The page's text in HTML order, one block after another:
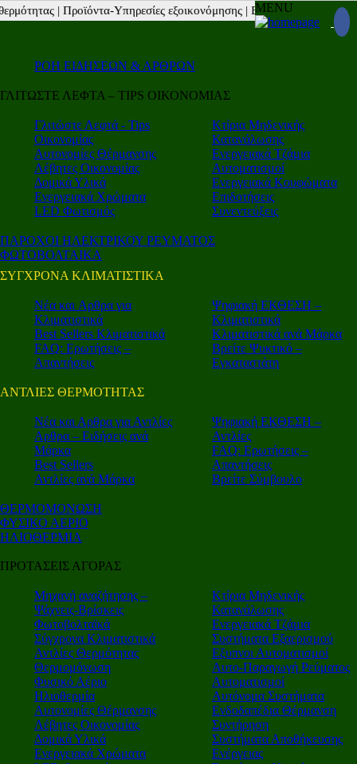
|Προϊόντα-Υπηρεσίες εξοικονόμησης |Β2Β νέα |Autotriti.gr |
MENU
ΡΟΗ ΕΙΔΗΣΕΩΝ & ΑΡΘΡΩΝ
ΓΛΙΤΩΣΤΕ ΛΕΦΤΑ – TIPS ΟΙΚΟΝΟΜΙΑΣ
Γλιτώστε Λεφτά - Tips
Οικονομίας
Αυτονομίες Θέρμανσης
Λέβητες Οικονομίας
Δομικά Υλικά
Ενεργειακά Χρώματα
LED Φωτισμός
Κτίρια Μηδενικής
Κατανάλωσης
Ενεργειακά Τζάμια
Αυτοματισμοί
Ενεργειακά Κουφώματα
Επιδοτήσεις
Συνεντεύξεις
ΠΑΡΟΧΟΙ ΗΛΕΚΤΡΙΚΟΥ ΡΕΥΜΑΤΟΣ
ΦΩΤΟΒΟΛΤΑΙΚΑ
ΣΥΓΧΡΟΝΑ ΚΛΙΜΑΤΙΣΤΙΚΑ
Νέα και Aρθρα για
Κλιματιστικά
Best Sellers Κλιματιστικά
FAQ: Ερωτήσεις –
Απαντήσεις
Ψηφιακή ΕΚΘΕΣΗ –
Κλιματιστικά
Κλιματιστικά ανά Μάρκα
Βρείτε Ψυκτικό –
Εγκαταστάτη
ΑΝΤΛΙΕΣ ΘΕΡΜΟΤΗΤΑΣ
Nέα και Αρθρα για Αντλίες
Αρθρα – Ειδήσεις ανά
Μάρκα
Best Sellers
Αντλίες ανά Μάρκα
Ψηφιακή ΕΚΘΕΣΗ –
Αντλίες
FAQ: Ερωτήσεις –
Απαντήσεις
Βρείτε Σύμβουλο
ΘΕΡΜΟΜΟΝΩΣΗ
ΦΥΣΙΚΟ ΑΕΡΙΟ
ΗΛΙΟΘΕΡΜΙΑ
ΠΡΟΤΑΣΕΙΣ ΑΓΟΡΑΣ
Μηχανή αναζήτησης –
Ψάχνεις-Βρίσκεις
Φωτοβολταϊκά
Σύγχρονα Κλιματιστικά
Αντλίες Θερμότητας
Θερμομόνωση
Φυσικό Αέριο
Ηλιοθερμία
Αυτονομίες Θέρμανσης
Λέβητες Οικονομίας
Δομικά Υλικά
Ενεργειακά Χρώματα
Κτίρια Μηδενικής
Κατανάλωσης
Ενεργειακά Τζάμια
Συστήματα Εξαερισμού
Εξυπνοι Αυτοματισμοί
Αυτο-Παραγωγή Ρεύματος
Αυτοματισμοί
Αυτόνομα Συστήματα
Ενδοδαπέδια Θέρμανση
Συντήρηση
Συστήματα Αποθήκευσης
Ενέργειας